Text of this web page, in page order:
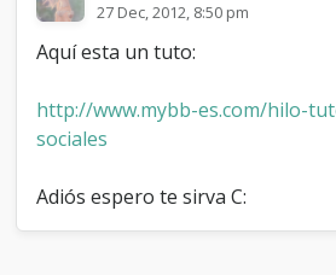
27 Dec, 2012, 8:50 pm
Aquí esta un tuto:
http://www.mybb-es.com/hilo-
sociales
Adiós espero te sirva C: